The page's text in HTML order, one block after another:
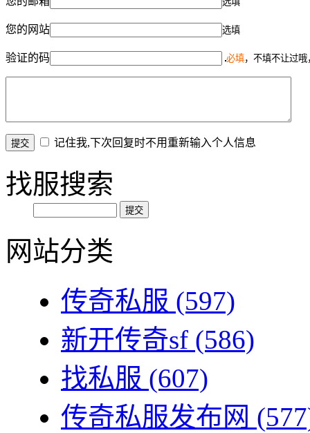
您的网站 选填
验证的码 必填，不填不让过
记住我,下次回复时不用重新输入个人信息
找服搜索
网站分类
传奇私服 (597)
新开传奇sf (586)
找私服 (607)
传奇私服发布网